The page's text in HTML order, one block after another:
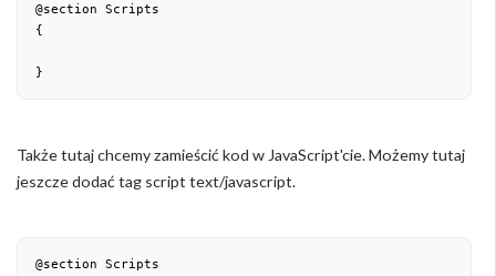
@section Scripts
{
}
Także tutaj chcemy zamieścić kod w JavaScript'cie. Możemy tutaj
jeszcze dodać tag script text/javascript.
@section Scripts